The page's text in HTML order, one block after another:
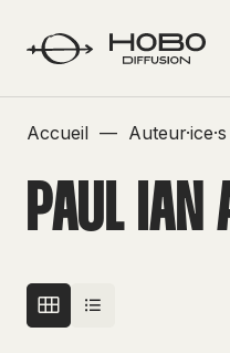
Accueil — Auteur·ice·s
PAUL IAN